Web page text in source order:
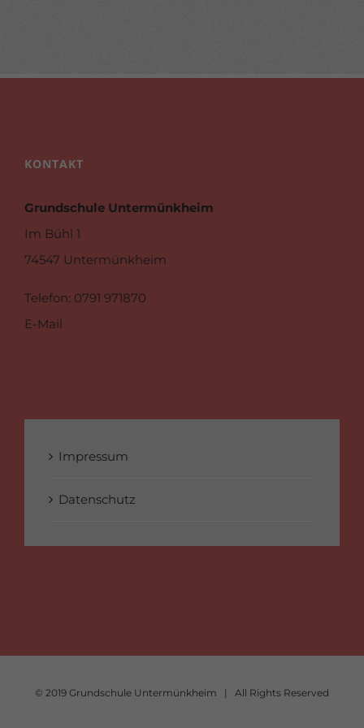
KONTAKT
Grundschule Untermünkheim
Im Bühl 1
74547 Untermünkheim
Telefon: 0791 971870
E-Mail
Impressum
Datenschutz
© 2019 Grundschule Untermünkheim | All Rights Reserved